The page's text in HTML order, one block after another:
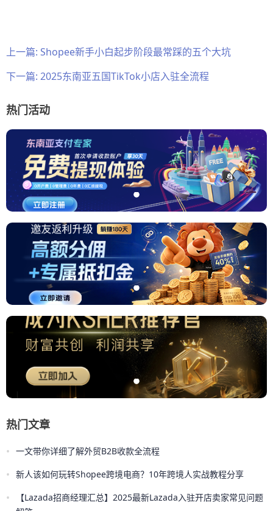
上一篇: Shopee新手小白起步阶段最常踩的五个大坑
下一篇: 2025东南亚五国TikTok小店入驻全流程
热门活动
热门文章
• 一文带你详细了解外贸B2B收款全流程
• 新人该如何玩转Shopee跨境电商？10年跨境人实战教程分享
•
【Lazada招商经理汇总】2025最新Lazada入驻开店卖家常见问题